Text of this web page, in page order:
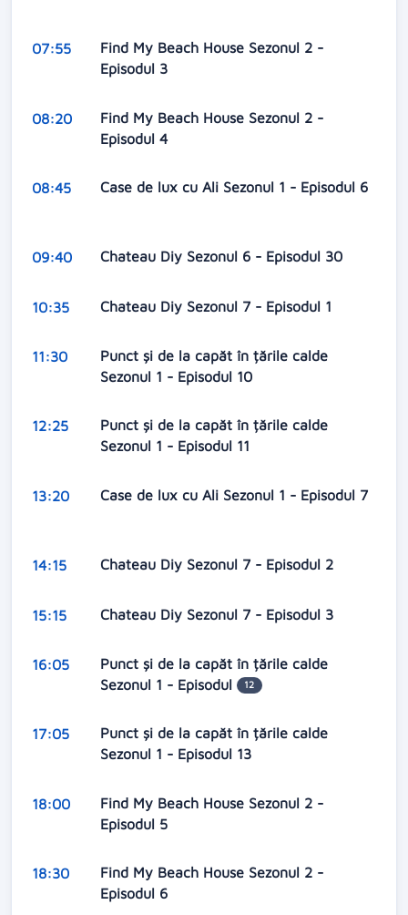
07:55
Find My Beach House Sezonul 2 -
Episodul 3
08:20
Find My Beach House Sezonul 2 -
Episodul 4
08:45 Case de lux cu Ali Sezonul 1 - Episodul 6
09:40 Chateau Diy Sezonul 6 - Episodul 30
10:35 Chateau Diy Sezonul 7 - Episodul 1
11:30
Punct și de la capăt în țările calde
Sezonul 1 - Episodul 10
12:25
Punct și de la capăt în țările calde
Sezonul 1 - Episodul 11
13:20 Case de lux cu Ali Sezonul 1 - Episodul 7
14:15 Chateau Diy Sezonul 7 - Episodul 2
15:15 Chateau Diy Sezonul 7 - Episodul 3
16:05
Punct și de la capăt în țările calde
Sezonul 1 - Episodul
12
17:05
Punct și de la capăt în țările calde
Sezonul 1 - Episodul 13
18:00
Find My Beach House Sezonul 2 -
Episodul 5
18:30
Find My Beach House Sezonul 2 -
Episodul 6